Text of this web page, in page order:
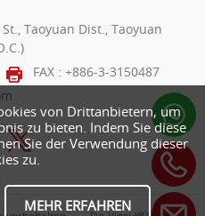
von Drittanbietern, um
zu bieten. Indem Sie diese
Sie der Verwendung dieser
zu.
MEHR ERFAHREN
Taoyuan Dist., Taoyuan
FAX : +886-3-3150487